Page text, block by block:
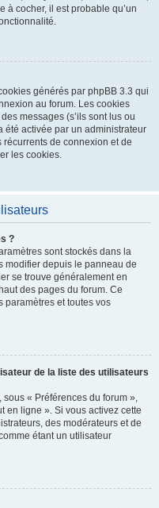
à cocher, il est probable qu’un
générés par phpBB 3.3 qui
au forum. Les cookies
messages (s’ils sont lus ou
été activée par un administrateur
de connexion et de
les cookies.
?
sont stockés dans la
modifier depuis le panneau de
se trouve généralement en
des pages du forum. Ce
paramètres et toutes vos
de la liste des utilisateurs
sous « Préférences du forum »,
en ligne ». Si vous activez cette
des modérateurs et de
étant un utilisateur